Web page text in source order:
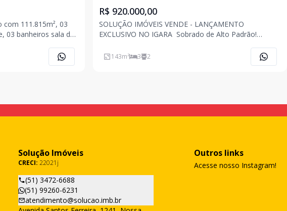
111.815m², 03
sala de
na área da
orientação solar No
R$ 920.000,00
SOLUÇÃO IMÓVEIS VENDE - LANÇAMENTO
EXCLUSIVO NO IGARA  Sobrado de Alto Padrão!
tecnologia! Destaques do imóvel: Persianas
automatizadas Espera para água quente Espera para
143m² 3 2
Solução Imóveis
CRECI: 22021j
(51) 3472-6688
(51) 99260-6231
atendimento@solucao.imb.br
Outros links
Acesse nosso Instagram!